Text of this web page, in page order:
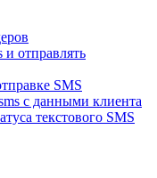
отправлять
SMS
с данными клиента
текстового SMS